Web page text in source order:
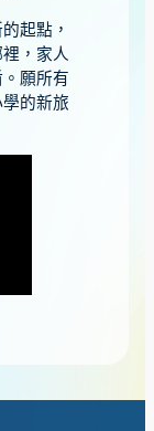
起點，
，家人
願所有
的新旅